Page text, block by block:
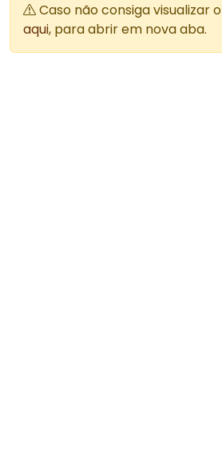
Caso não consiga visualizar
aqui, para abrir em nova aba.